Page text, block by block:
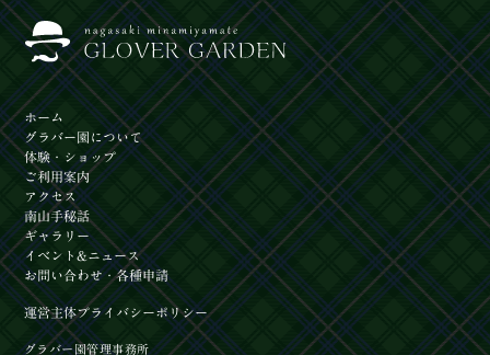
ホーム
グラバー園 について
体験・ショップ
ご利用案内
アクセス
南山手秘話
ギャラリー
イベント &ニュース
お問い合わせ・各種申請
運営主体プライバシーポリシー
グラバー園管理事務所